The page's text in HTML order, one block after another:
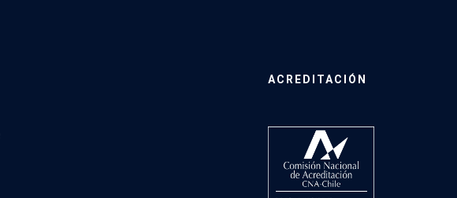
ACREDITACIÓN